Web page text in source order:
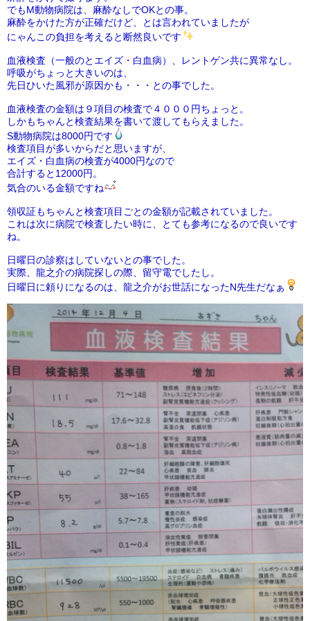
でもM動物病院は、麻酔なしでOKとの事。
麻酔をかけた方が正確だけど、とは言われていましたが
にゃんこの負担を考えると断然良いです
血液検査（一般のとエイズ・白血病）、レントゲン共に異常なし。
呼吸がちょっと大きいのは、
先日ひいた風邪が原因かも・・・との事でした。
血液検査の金額は９項目の検査で４０００円ちょっと。
しかもちゃんと検査結果を書いて渡してもらえました。
S動物病院は8000円です
検査項目が多いからだと思いますが、
エイズ・白血病の検査が4000円なので
合計すると12000円。
気合のいる金額ですね
領収証もちゃんと検査項目ごとの金額が記載されていました。
これは次に病院で検査したい時に、とても参考になるので良いです
ね。
日曜日の診察はしていないとの事でした。
実際、龍之介の病院探しの際、留守電でしたし。
日曜日に頼りになるのは、龍之介がお世話になったN先生だなぁ